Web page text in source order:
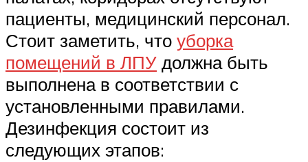
пациенты, медицинский персонал.
Стоит заметить, что уборка
помещений в ЛПУ должна быть
выполнена в соответствии с
установленными правилами.
Дезинфекция состоит из
следующих этапов: